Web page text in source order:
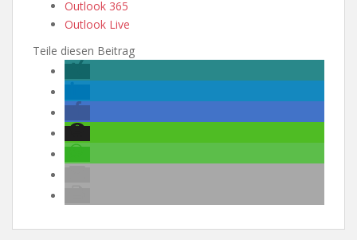
Outlook 365
Outlook Live
Teile diesen Beitrag